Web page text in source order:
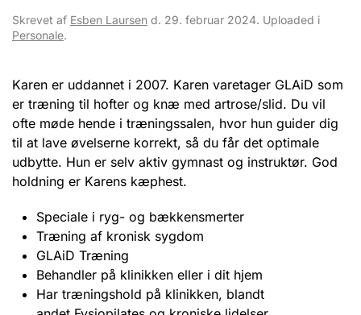
Skrevet af Esben Laursen d. 29. februar 2024. Uploaded i
Personale.
Karen er uddannet i 2007. Karen varetager GLAiD som
er træning til hofter og knæ med artrose/slid. Du vil
ofte møde hende i træningssalen, hvor hun guider dig
til at lave øvelserne korrekt, så du får det optimale
udbytte. Hun er selv aktiv gymnast og instruktør. God
holdning er Karens kæphest.
Speciale i ryg- og bækkensmerter
Træning af kronisk sygdom
GLAiD Træning
Behandler på klinikken eller i dit hjem
Har træningshold på klinikken, blandt